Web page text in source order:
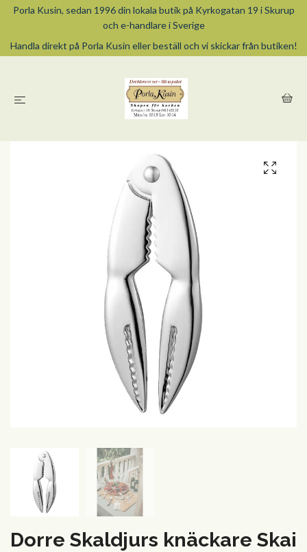
Porla Kusin, sedan 1996 din lokala butik på Kyrkogatan 19 i Skurup
och e-handlare i Sverige
Handla direkt på Porla Kusin eller beställ och vi skickar från butiken!
Dorre Skaldjurs knäckare Skai